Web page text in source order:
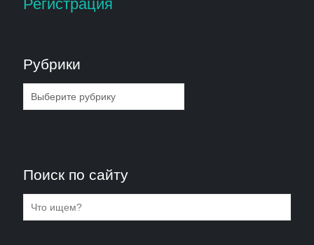
Регистрация
Рубрики
Рубрики
Поиск по сайту